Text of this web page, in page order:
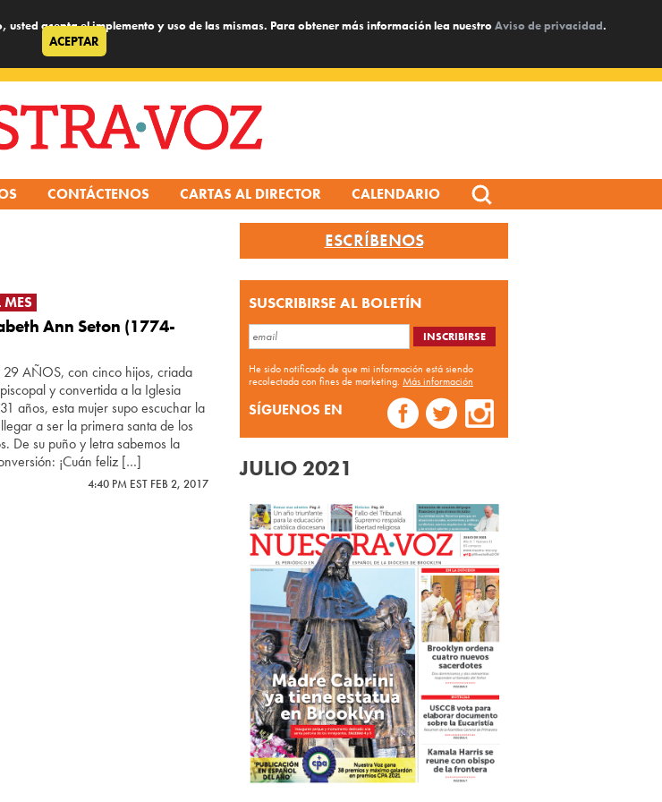
acepta el implemento y uso de las mismas. Para obtener más información lea nuestroAviso de privacidad.
ACEPTAR
CONTÁCTENOS CARTAS AL DIRECTOR CALENDARIO
Search
for:
MES
Ann Seton (1774-
29 AÑOS, con cinco hijos, criada
y convertida a la Iglesia
años, esta mujer supo escuchar la
a ser la primera santa de los
De su puño y letra sabemos la
¡Cuán feliz […]
4:40 PM EST FEB 2, 2017
ESCRÍBENOS
SUSCRIBIRSE AL BOLETÍN
He sido notificado de que mi información está siendo
recolectada con fines de marketing. Más información
SÍGUENOS EN
JULIO 2021